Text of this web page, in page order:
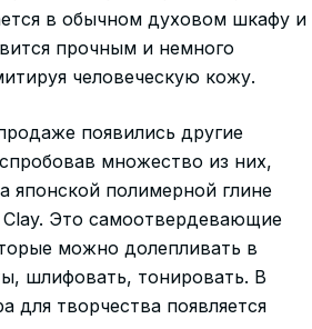
в обычном духовом шкафу и
прочным и немного
человеческую кожу.
появились другие
множество из них,
японской полимерной глине
Clay. Это самоотвердевающие
можно долепливать в
шлифовать, тонировать. В
для творчества появляется